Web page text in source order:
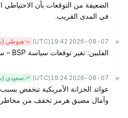
الضعيفة من التوقعات بأن الاحتياطي
في المدى القريب.
2026-08-07 19:42
(UTC) هبوطي
الفلبين: تغير توقعات سياسة BSP – ستاندرد تشارترد
2026-08-07 19:24
(UTC) صعودي
عوائد الخزانة الأمريكية تنخفض
وآمال مضيق هرمز تخفف من مخاطر